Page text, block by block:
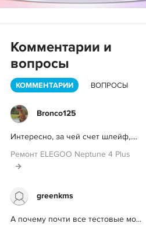
Комментарии и
вопросы
КОММЕНТАРИИ ВОПРОСЫ
Bronco125
Интересно, за чей счет шлейф,....
Ремонт ELEGOO Neptune 4 Plus
greenkms
А почему почти все тестовые мо...